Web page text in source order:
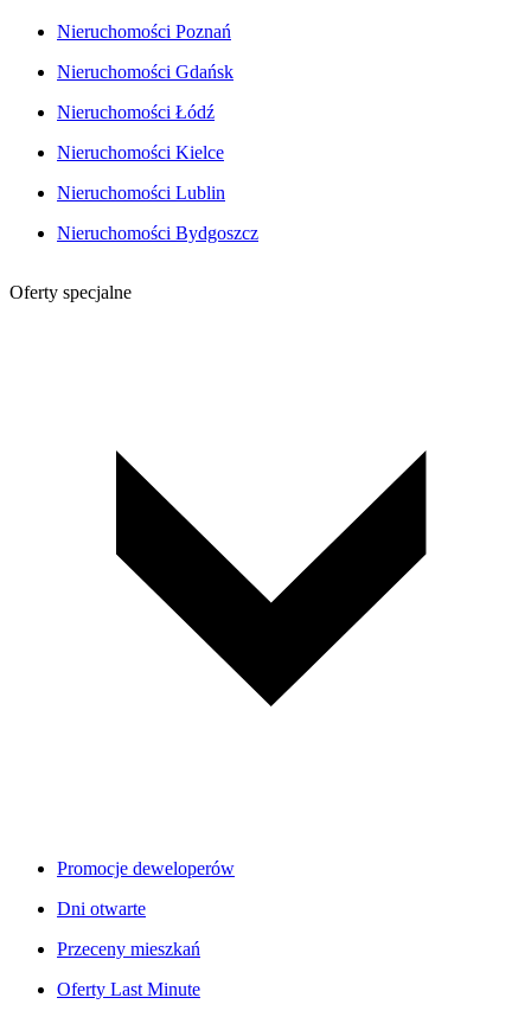
Nieruchomości Poznań
Nieruchomości Gdańsk
Nieruchomości Łódź
Nieruchomości Kielce
Nieruchomości Lublin
Nieruchomości Bydgoszcz
Oferty specjalne
Promocje deweloperów
Dni otwarte
Przeceny mieszkań
Oferty Last Minute